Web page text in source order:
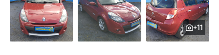
Pracovní stroje
Náhradní díly
Auto a život
Videa
+11